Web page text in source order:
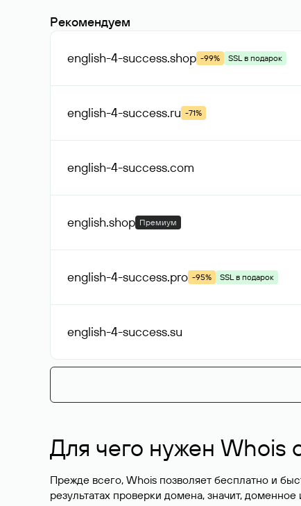
Рекомендуем
english-4-success.shop -99% SSL в подарок
english-4-success.ru -71%
english-4-success.com
english.shop Премиум
english-4-success.pro -95% SSL в подарок
english-4-success.su
Для чего нужен Whois
Прежде всего, Whois позволяет бесплатно и
результатах проверки домена, значит,